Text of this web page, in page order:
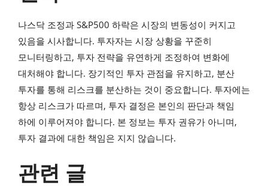
나스닥 조정과 S&P500 하락은 시장의 변동성이 커지고
있음을 시사합니다. 투자자는 시장 상황을 꾸준히
모니터링하고, 투자 전략을 유연하게 조정하여 변화에
대처해야 합니다. 장기적인 투자 관점을 유지하고, 분산
투자를 통해 리스크를 분산하는 것이 중요합니다. 투자에는
항상 리스크가 따르며, 투자 결정은 본인의 판단과 책임
하에 이루어져야 합니다. 본 정보는 투자 권유가 아니며,
투자 결과에 대한 책임은 지지 않습니다.
관련 글